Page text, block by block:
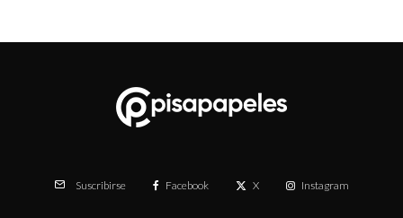
Suscribirse Facebook X Instagram